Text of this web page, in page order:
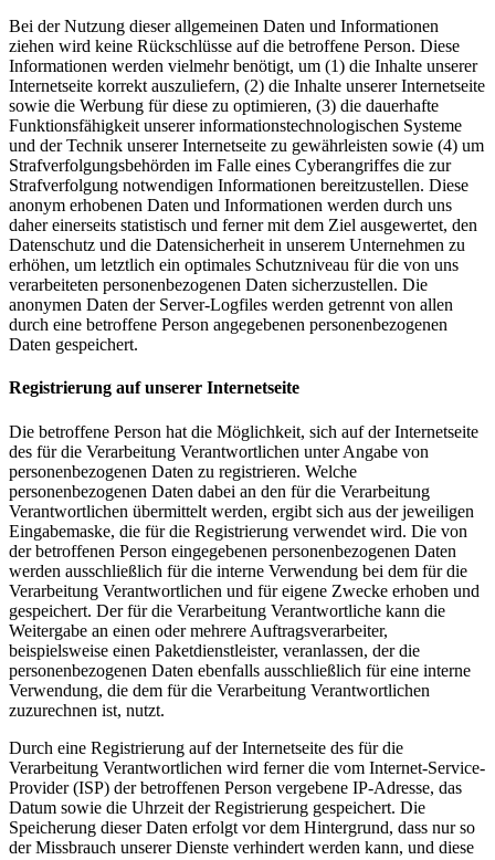
Bei der Nutzung dieser allgemeinen Daten und Informationen
ziehen wird keine Rückschlüsse auf die betroffene Person. Diese
Informationen werden vielmehr benötigt, um (1) die Inhalte unserer
Internetseite korrekt auszuliefern, (2) die Inhalte unserer Internetseite
sowie die Werbung für diese zu optimieren, (3) die dauerhafte
Funktionsfähigkeit unserer informationstechnologischen Systeme
und der Technik unserer Internetseite zu gewährleisten sowie (4) um
Strafverfolgungsbehörden im Falle eines Cyberangriffes die zur
Strafverfolgung notwendigen Informationen bereitzustellen. Diese
anonym erhobenen Daten und Informationen werden durch uns
daher einerseits statistisch und ferner mit dem Ziel ausgewertet, den
Datenschutz und die Datensicherheit in unserem Unternehmen zu
erhöhen, um letztlich ein optimales Schutzniveau für die von uns
verarbeiteten personenbezogenen Daten sicherzustellen. Die
anonymen Daten der Server-Logfiles werden getrennt von allen
durch eine betroffene Person angegebenen personenbezogenen
Daten gespeichert.
Registrierung auf unserer Internetseite
Die betroffene Person hat die Möglichkeit, sich auf der Internetseite
des für die Verarbeitung Verantwortlichen unter Angabe von
personenbezogenen Daten zu registrieren. Welche
personenbezogenen Daten dabei an den für die Verarbeitung
Verantwortlichen übermittelt werden, ergibt sich aus der jeweiligen
Eingabemaske, die für die Registrierung verwendet wird. Die von
der betroffenen Person eingegebenen personenbezogenen Daten
werden ausschließlich für die interne Verwendung bei dem für die
Verarbeitung Verantwortlichen und für eigene Zwecke erhoben und
gespeichert. Der für die Verarbeitung Verantwortliche kann die
Weitergabe an einen oder mehrere Auftragsverarbeiter,
beispielsweise einen Paketdienstleister, veranlassen, der die
personenbezogenen Daten ebenfalls ausschließlich für eine interne
Verwendung, die dem für die Verarbeitung Verantwortlichen
zuzurechnen ist, nutzt.
Durch eine Registrierung auf der Internetseite des für die
Verarbeitung Verantwortlichen wird ferner die vom Internet-Service-
Provider (ISP) der betroffenen Person vergebene IP-Adresse, das
Datum sowie die Uhrzeit der Registrierung gespeichert. Die
Speicherung dieser Daten erfolgt vor dem Hintergrund, dass nur so
der Missbrauch unserer Dienste verhindert werden kann, und diese